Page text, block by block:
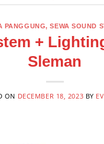
PANGGUNG,SEWA SOUND
+
Sleman
ON DECEMBER 18, 2023 BY